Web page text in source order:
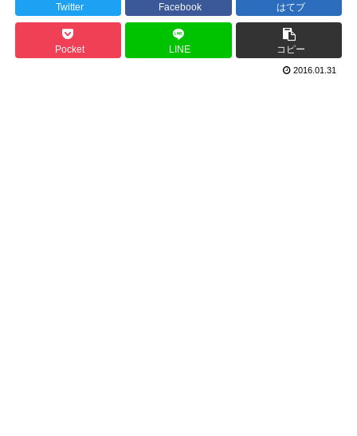
Twitter Facebook はてブ
Pocket LINE コピー
2016.01.31